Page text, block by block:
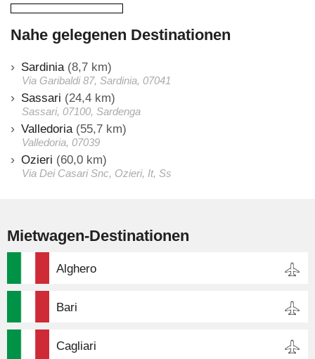
Nahe gelegenen Destinationen
Sardinia (8,7 km)
Via Garibaldi 87, Sardinia, 07041
Sassari (24,4 km)
Sassari, 07100, Sardenga
Valledoria (55,7 km)
Valledoria, 07039
Ozieri (60,0 km)
Via Dei Casari Snc, Ozieri, It, Ss
Mietwagen-Destinationen
Alghero
Bari
Cagliari